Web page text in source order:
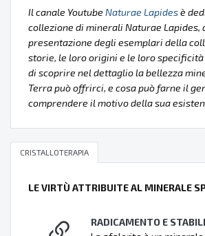
Il canale Youtube Naturae Lapidesè
collezione di minerali Naturae Lapides,
presentazione degli esemplari della
storie, le loro origini e le loro
di scoprire nel dettaglio la bellezza
Terra può offrirci, e cosa può farne il
comprendere il motivo della sua
CRISTALLOTERAPIA
LE VIRTÙ ATTRIBUITE AL MINERALE
RADICAMENTO E